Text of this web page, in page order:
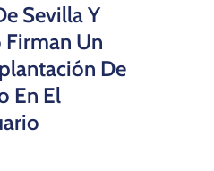
Sevilla Y
Firman Un
De
En El